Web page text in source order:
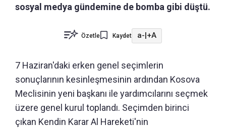
sosyal medya gündemine de bomba gibi düştü.
Özetle Kaydet a-|+A
7 Haziran'daki erken genel seçimlerin
sonuçlarının kesinleşmesinin ardından Kosova
Meclisinin yeni başkanı ile yardımcılarını seçmek
üzere genel kurul toplandı. Seçimden birinci
çıkan Kendin Karar Al Hareketi'nin